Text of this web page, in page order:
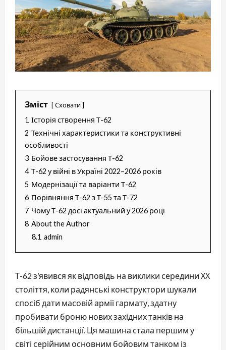
Зміст Сховати
1 Історія створення Т-62
2 Технічні характеристики та конструктивні
особливості
3 Бойове застосування Т-62
4 Т-62 у війні в Україні 2022–2026 років
5 Модернізації та варіанти Т-62
6 Порівняння Т-62 з Т-55 та Т-72
7 Чому Т-62 досі актуальний у 2026 році
8 About the Author
8.1 admin
Т-62 з’явився як відповідь на виклики середини ХХ
століття, коли радянські конструктори шукали
спосіб дати масовій армії гармату, здатну
пробивати броню нових західних танків на
більшій дистанції. Ця машина стала першим у
світі серійним основним бойовим танком із